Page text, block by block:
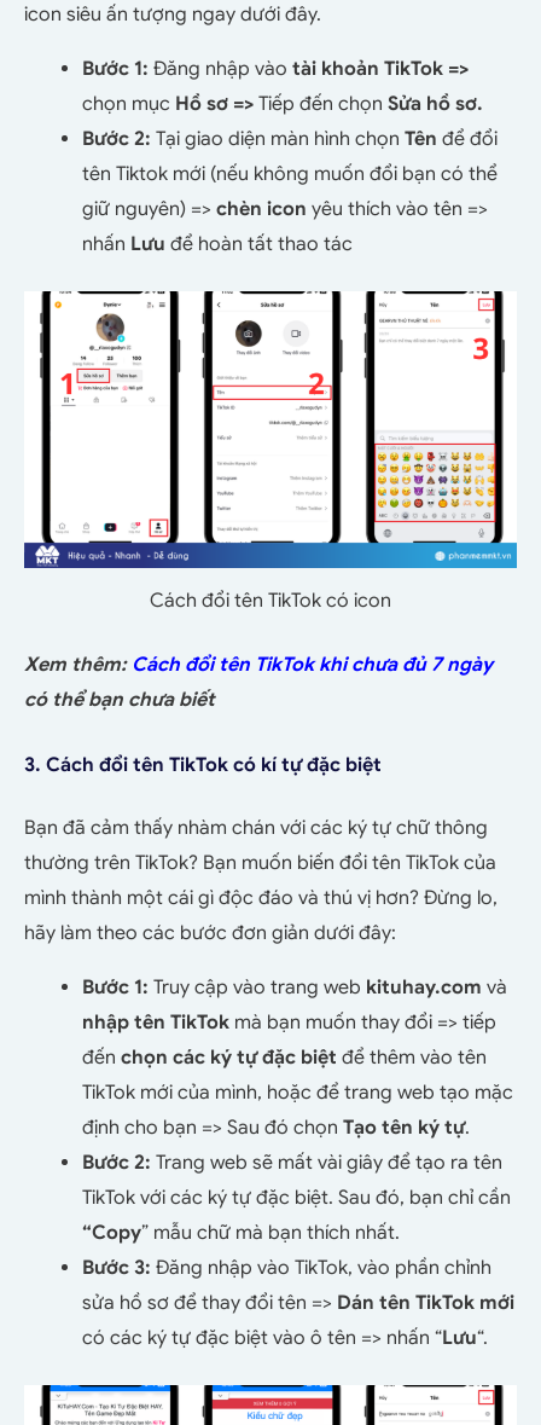
icon siêu ấn tượng ngay dưới đây.
Bước 1: Đăng nhập vào tài khoản TikTok =>
chọn mục Hồ sơ => Tiếp đến chọn Sửa hồ sơ.
Bước 2: Tại giao diện màn hình chọn Tên để đổi
tên Tiktok mới (nếu không muốn đổi bạn có thể
giữ nguyên) => chèn icon yêu thích vào tên =>
nhấn Lưu để hoàn tất thao tác
Cách đổi tên TikTok có icon
Xem thêm: Cách đổi tên TikTok khi chưa đủ 7 ngày
có thể bạn chưa biết
3. Cách đổi tên TikTok có kí tự đặc biệt
Bạn đã cảm thấy nhàm chán với các ký tự chữ thông
thường trên TikTok? Bạn muốn biến đổi tên TikTok của
mình thành một cái gì độc đáo và thú vị hơn? Đừng lo,
hãy làm theo các bước đơn giản dưới đây:
Bước 1: Truy cập vào trang web kituhay.com và
nhập tên TikTok mà bạn muốn thay đổi => tiếp
đến chọn các ký tự đặc biệt để thêm vào tên
TikTok mới của mình, hoặc để trang web tạo mặc
định cho bạn => Sau đó chọn Tạo tên ký tự.
Bước 2: Trang web sẽ mất vài giây để tạo ra tên
TikTok với các ký tự đặc biệt. Sau đó, bạn chỉ cần
“Copy” mẫu chữ mà bạn thích nhất.
Bước 3: Đăng nhập vào TikTok, vào phần chỉnh
sửa hồ sơ để thay đổi tên => Dán tên TikTok mới
có các ký tự đặc biệt vào ô tên => nhấn “Lưu“.